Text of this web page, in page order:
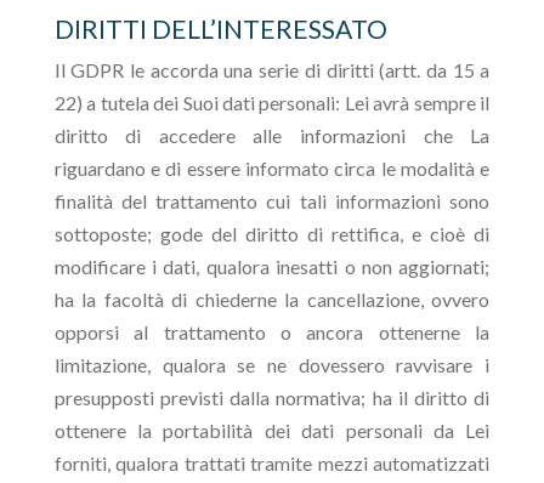
DIRITTI DELL’INTERESSATO
Il GDPR le accorda una serie di diritti (artt. da 15 a
22) a tutela dei Suoi dati personali: Lei avrà sempre il
diritto di accedere alle informazioni che La
riguardano e di essere informato circa le modalità e
finalità del trattamento cui tali informazioni sono
sottoposte; gode del diritto di rettifica, e cioè di
modificare i dati, qualora inesatti o non aggiornati;
ha la facoltà di chiederne la cancellazione, ovvero
opporsi al trattamento o ancora ottenerne la
limitazione, qualora se ne dovessero ravvisare i
presupposti previsti dalla normativa; ha il diritto di
ottenere la portabilità dei dati personali da Lei
forniti, qualora trattati tramite mezzi automatizzati